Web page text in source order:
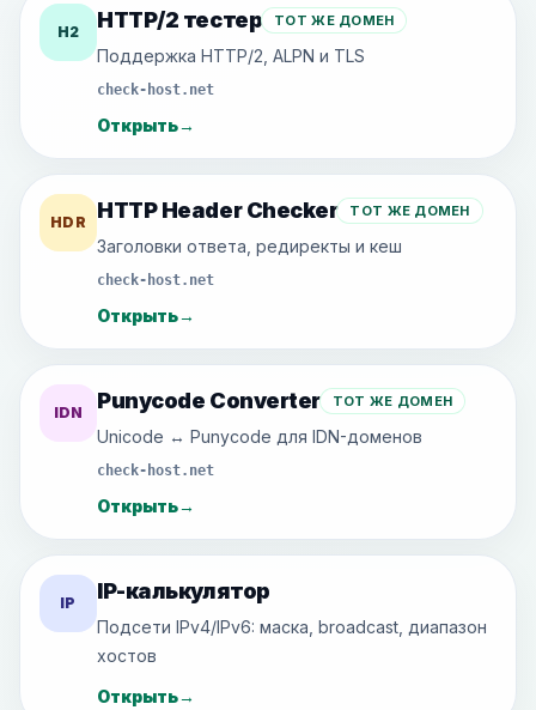
H2 HTTP/2 тестер ТОТ ЖЕ ДОМЕН
Поддержка HTTP/2, ALPN и TLS
check-host.net
Открыть→
HDR HTTP Header Checker ТОТ ЖЕ ДОМЕН
Заголовки ответа, редиректы и кеш
check-host.net
Открыть→
IDN Punycode Converter ТОТ ЖЕ ДОМЕН
Unicode ↔ Punycode для IDN-доменов
check-host.net
Открыть→
IP IP-калькулятор
Подсети IPv4/IPv6: маска, broadcast, диапазон
хостов
Открыть→